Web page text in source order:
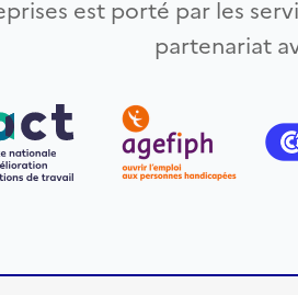
est porté par les
partenariat